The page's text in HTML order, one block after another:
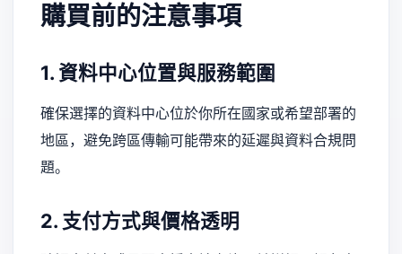
購買前的注意事項
1. 資料中心位置與服務範圍
確保選擇的資料中心位於你所在國家或希望部署的
地區，避免跨區傳輸可能帶來的延遲與資料合規問
題。
2. 支付方式與價格透明